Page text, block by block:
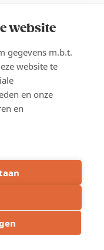
website
gegevens m.b.t.
website te
en onze
en